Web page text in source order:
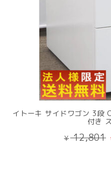
イトーキ サイドワゴン 3段
付き
¥12,801